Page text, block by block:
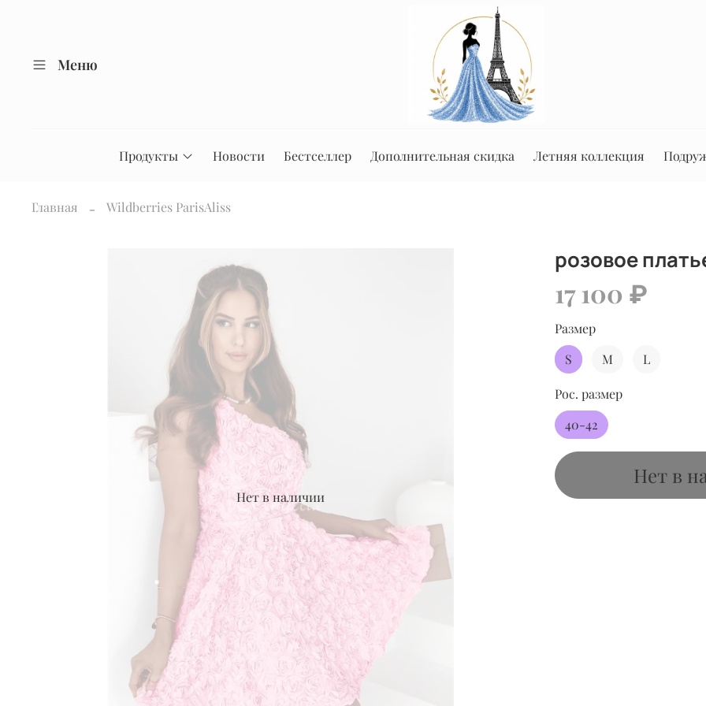
Меню
Продукты Новости Бестселлер Дополнительная скидка Летняя коллекция
Главная Wildberries ParisAliss
Нет в наличии
розовое
17 100 ₽
Нет в
Размер
S
M L
Рос. размер
40-42